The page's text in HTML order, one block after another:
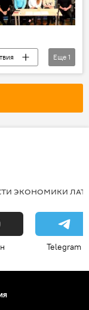
Еще 1
ЭКОНОМИКИ
Telegram